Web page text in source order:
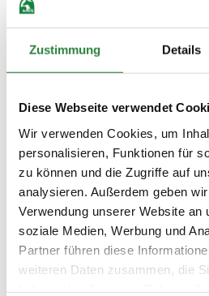
Zustimmung Details
Diese Webseite verwendet
Wir verwenden Cookies, um
personalisieren, Funktionen für
zu können und die Zugriffe auf
analysieren. Außerdem geben
Verwendung unserer Website an
soziale Medien, Werbung und
Partner führen diese
weiteren Daten zusammen, die
Mitglied wird, erhält
Begrüßungsgeschenk
wertvolles Fachbuch
30 Euro aus dem
FNverlags (nur
keine Handelsware).
Zur